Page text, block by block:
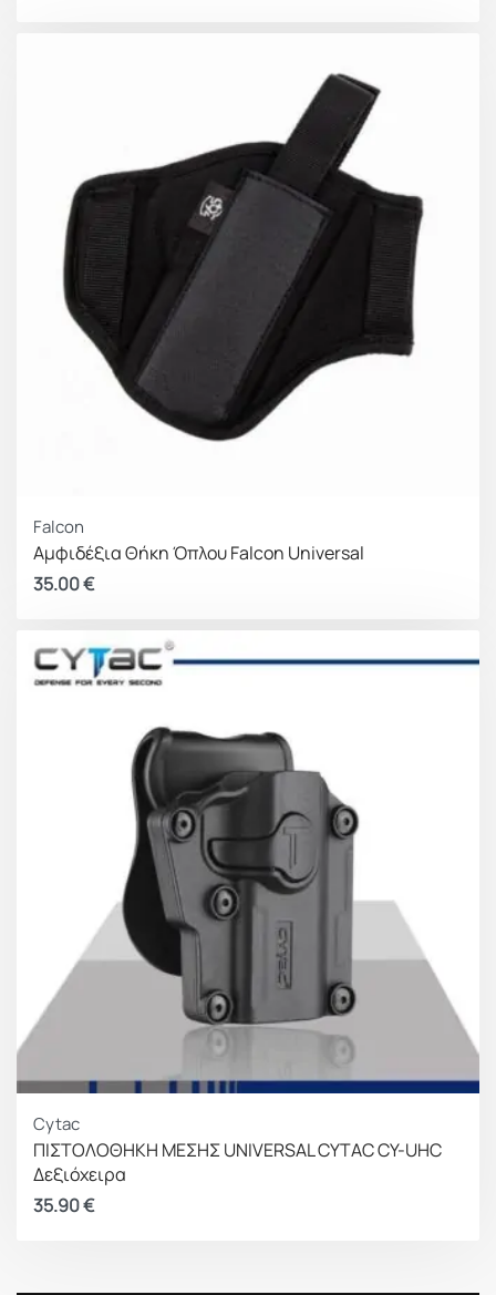
Falcon
Αμφιδέξια Θήκη Όπλου Falcon Universal
35.00€
Cytac
ΠΙΣΤΟΛΟΘΗΚΗ ΜΕΣΗΣ UNIVERSAL CYTAC CY-UHC
Δεξιόχειρα
35.90€